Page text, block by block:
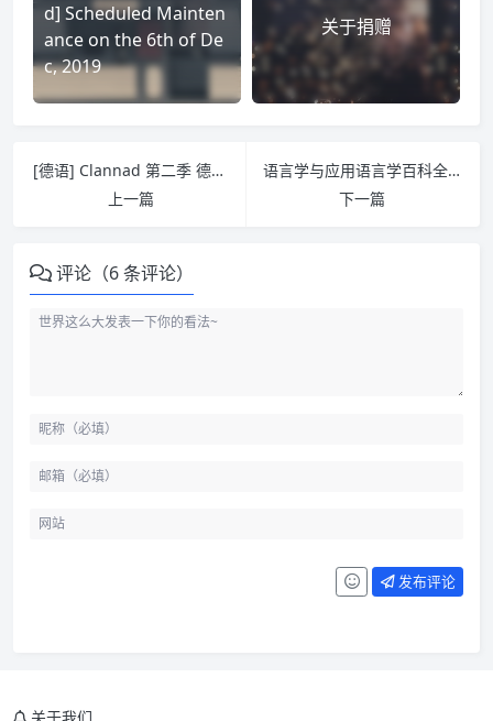
d] Scheduled Mainten
ance on the 6th of De
c, 2019
关于捐赠
[德语] Clannad 第二季 德日双语 德语字幕 720P
上一篇
语言学与应用语言学百科全书词典
下一篇
评论（6 条评论）
发布评论